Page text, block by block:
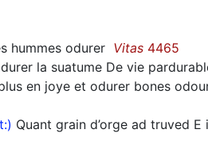
hummes odurer Vitas 4465
la suatume De vie
en joye et odurer bones
Quant grain d’orge ad truved